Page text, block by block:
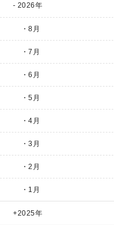
2026年
・8月
・7月
・6月
・5月
・4月
・3月
・2月
・1月
2025年